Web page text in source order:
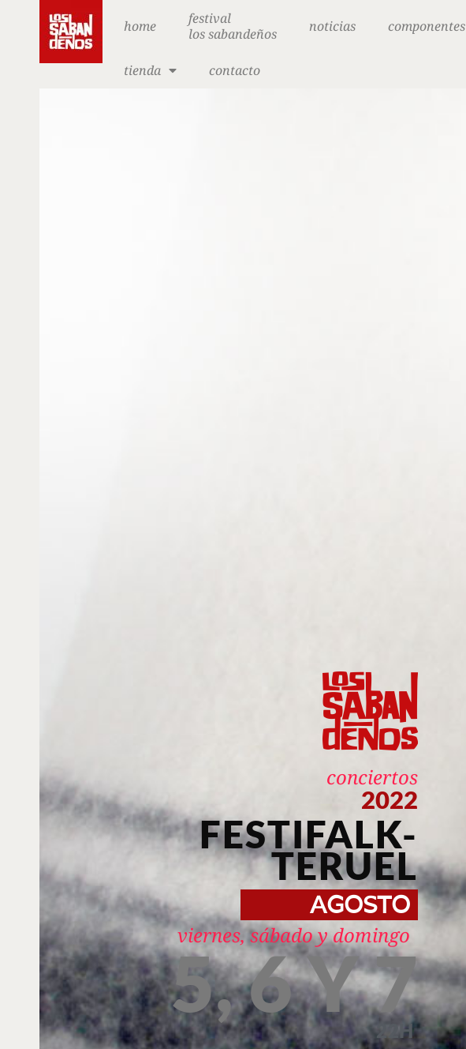
home
festival
los sabandeños
noticias componentes
tienda contacto
conciertos
2022
FESTIFALK-
TERUEL
AGOSTO
viernes, sábado y domingo
5, 6 Y 7
22H